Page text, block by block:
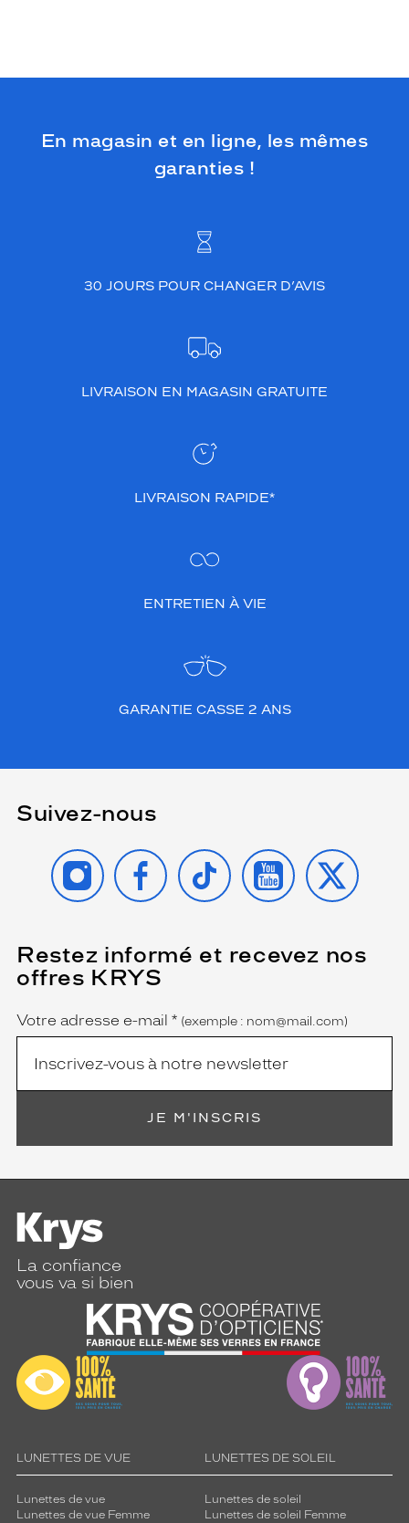
En magasin et en ligne, les mêmes
garanties !
30 JOURS POUR CHANGER D’AVIS
LIVRAISON EN MAGASIN GRATUITE
LIVRAISON RAPIDE*
ENTRETIEN À VIE
GARANTIE CASSE 2 ANS
Suivez-nous
INSTAGRAMFACEBOOK
TIKTOK YOUTUBE
X
Restez informé et recevez nos
offres KRYS
Name
Votre adresse e-mail *
(Ce
champ
est
obligatoire)
(exemple : nom@mail.com)
JE M'INSCRIS
La confiance
vous va si bien
LUNETTES DE VUE
Lunettes de vue
Lunettes de vue Femme
LUNETTES DE SOLEIL
Lunettes de soleil
Lunettes de soleil Femme